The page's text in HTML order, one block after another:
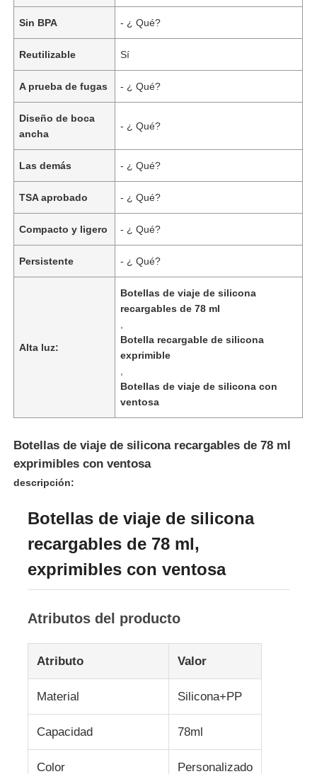
Los vídeos
Recorrido por la fábrica
Control de Calidad
Noticias
Conjunto de botellas de viaje de silicona
Sin BPA - ¿ Qué?
Reutilizable Sí
A prueba de fugas - ¿ Qué?
Diseño de boca
ancha
- ¿ Qué?
Las demás - ¿ Qué?
TSA aprobado - ¿ Qué?
Compacto y ligero - ¿ Qué?
Persistente - ¿ Qué?
Alta luz:
Botellas de viaje de silicona
recargables de 78 ml
Botella recargable de silicona
exprimible
Botellas de viaje de silicona con
ventosa
Botellas de viaje de silicona recargables de 78 ml
exprimibles con ventosa
descripción:
Botellas de viaje de silicona
recargables de 78 ml,
exprimibles con ventosa
Atributos del producto
Atributo Valor
Material Silicona+PP
Capacidad 78ml
Color Personalizado